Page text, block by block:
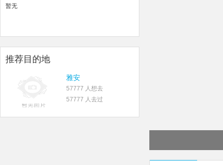
暂无
推荐目的地
雅安
57777 人想去
57777 人去过